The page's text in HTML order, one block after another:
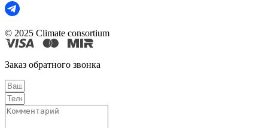
© 2025 Climate consortium
Заказ обратного звонка